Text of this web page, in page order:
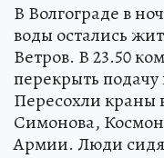
В Волгограде в
воды остались
Ветров. В 23.50
перекрыть
Пересохли краны
Симонова,
Армии. Люди